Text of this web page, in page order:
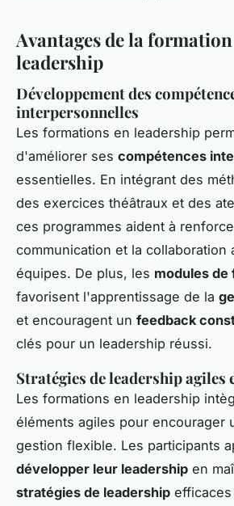
Avantages de la
leadership
Développement des
interpersonnelles
Les formations en leadership
d'améliorer ses compétences
essentielles. En intégrant des
des exercices théâtraux et des
ces programmes aident à
communication et la collaboration
équipes. De plus, les modules de
favorisent l'apprentissage de la
et encouragent un feedback
clés pour un leadership réussi.
Stratégies de leadership agiles
Les formations en leadership
éléments agiles pour encourager
gestion flexible. Les participants
développer leur leadership en
stratégies de leadership